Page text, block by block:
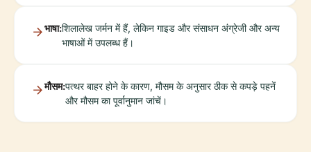
भाषा:शिलालेख जर्मन में हैं, लेकिन गाइड और संसाधन अंग्रेजी और अन्य
भाषाओं में उपलब्ध हैं।
मौसम:पत्थर बाहर होने के कारण, मौसम के अनुसार ठीक से कपड़े पहनें
और मौसम का पूर्वानुमान जांचें।